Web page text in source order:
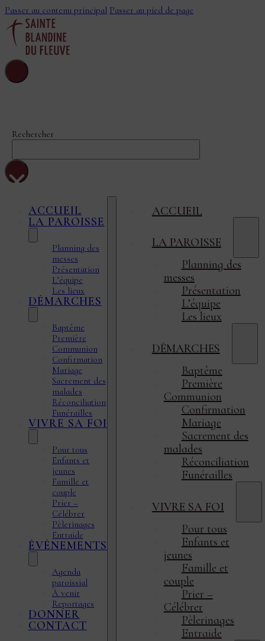
Passer au contenu principal Passer au pied de page
Rechercher
×
ACCUEIL
LA PAROISSE
Planning des
messes
Présentation
L’équipe
Les lieux
DÉMARCHES
Baptême
Première
Communion
Confirmation
Mariage
Sacrement des
malades
Réconciliation
Funérailles
VIVRE SA FOI
Pour tous
Enfants et
jeunes
Famille et
couple
Prier –
Célébrer
Pèlerinages
Entraide
ÉVÉNEMENTS
Agenda
paroissial
À venir
Reportages
DONNER
CONTACT
ACCUEIL
LA PAROISSE
Planning des
messes
Présentation
L’équipe
Les lieux
DÉMARCHES
Baptême
Première
Communion
Confirmation
Mariage
Sacrement des
malades
Réconciliation
Funérailles
VIVRE SA FOI
Pour tous
Enfants et
jeunes
Famille et
couple
Prier –
Célébrer
Pèlerinages
Entraide